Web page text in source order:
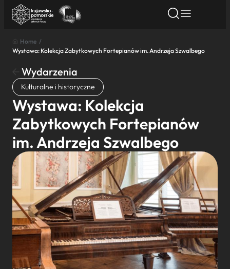
Znajdź atrakcję Znajdź artykuł Znajdź
Znajdź atrakcję
Nazwa atrakcji
Miasto
Kategoria
Wyszukaj
Home /
Wystawa: Kolekcja Zabytkowych Fortepianów im. Andrzeja Szwalbego
Wydarzenia
Kulturalne i historyczne
Wystawa: Kolekcja
Zabytkowych Fortepianów
im. Andrzeja Szwalbego